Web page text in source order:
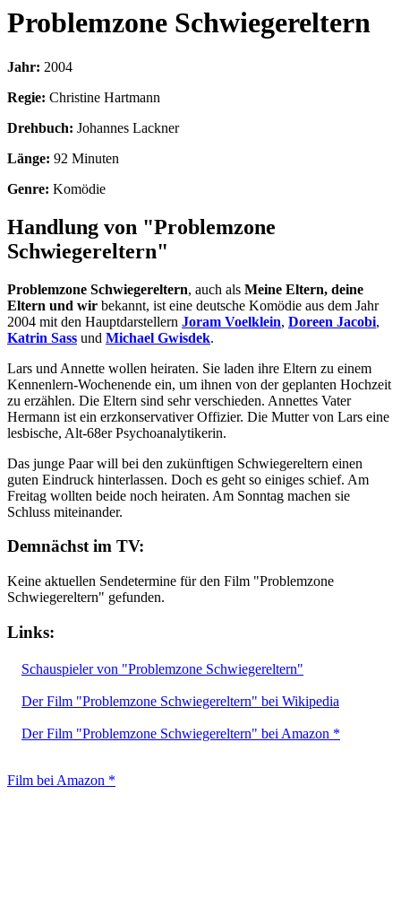
Problemzone Schwiegereltern
Jahr: 2004
Regie: Christine Hartmann
Drehbuch: Johannes Lackner
Länge: 92 Minuten
Genre: Komödie
Handlung von "Problemzone
Schwiegereltern"
Problemzone Schwiegereltern, auch als Meine Eltern, deine
Eltern und wir bekannt, ist eine deutsche Komödie aus dem Jahr
2004 mit den Hauptdarstellern Joram Voelklein, Doreen Jacobi,
Katrin Sass und Michael Gwisdek.
Lars und Annette wollen heiraten. Sie laden ihre Eltern zu einem
Kennenlern-Wochenende ein, um ihnen von der geplanten Hochzeit
zu erzählen. Die Eltern sind sehr verschieden. Annettes Vater
Hermann ist ein erzkonservativer Offizier. Die Mutter von Lars eine
lesbische, Alt-68er Psychoanalytikerin.
Das junge Paar will bei den zukünftigen Schwiegereltern einen
guten Eindruck hinterlassen. Doch es geht so einiges schief. Am
Freitag wollten beide noch heiraten. Am Sonntag machen sie
Schluss miteinander.
Demnächst im TV:
Keine aktuellen Sendetermine für den Film "Problemzone
Schwiegereltern" gefunden.
Links:
Schauspieler von "Problemzone Schwiegereltern"
Der Film "Problemzone Schwiegereltern" bei Wikipedia
Der Film "Problemzone Schwiegereltern" bei Amazon *
Film bei Amazon *